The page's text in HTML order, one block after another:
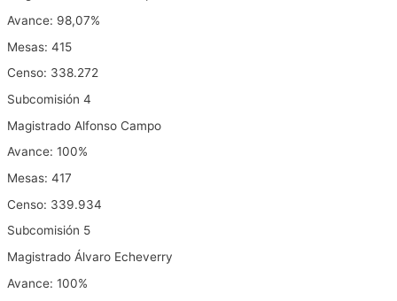
Avance: 98,07%
Mesas: 415
Censo: 338.272
Subcomisión 4
Magistrado Alfonso Campo
Avance: 100%
Mesas: 417
Censo: 339.934
Subcomisión 5
Magistrado Álvaro Echeverry
Avance: 100%